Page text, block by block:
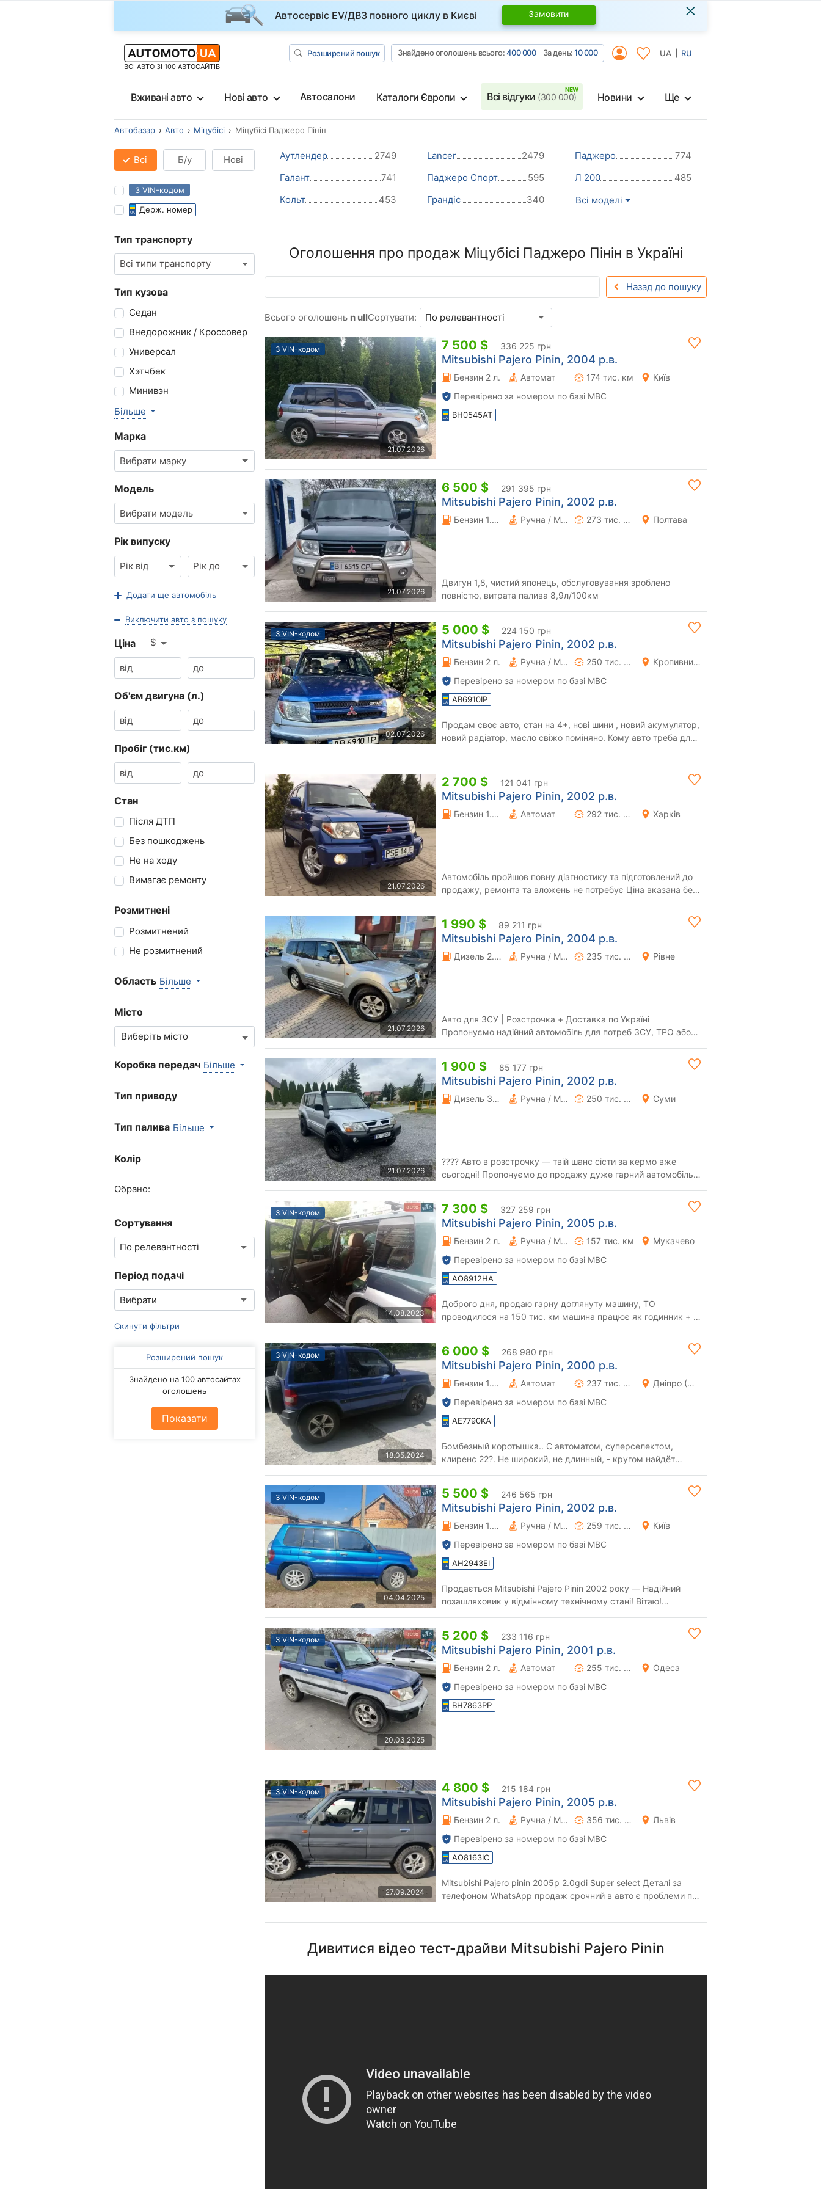
Автосервіс EV/ДВЗ повного циклу в Києві Замовити ×
ВСІ АВТО ЗІ 100 АВТОСАЙТІВ
Розширений пошук Знайдено оголошень всього:400 000 За день:10 000 UA RU
Вживані авто Нові авто Автосалони Каталоги Європи Всі відгуки (300 000) Новини Ще
Автобазар Авто Міцубісі Міцубісі Паджеро Пінін
Всі Б/у Нові
З VIN-кодом
Держ. номер
Тип транспорту
Всі типи транспорту
Тип кузова
Седан
Внедорожник / Кроссовер
Универсал
Хэтчбек
Минивэн
Більше
Марка
Вибрати марку
Модель
Вибрати модель
Рік випуску
Рік від Рік до
Додати ще автомобіль
Виключити авто з пошуку
Ціна $
Об'єм двигуна (л.)
Пробіг (тис.км)
Стан
Після ДТП
Без пошкоджень
Не на ходу
Вимагає ремонту
Розмитнені
Розмитнений
Не розмитнений
Область Більше
Місто
Коробка передач Більше
Тип приводу
Тип палива Більше
Колір
Обрано:
Сортування
Період подачі
Скинути фільтри
Розширений пошук
Знайдено на 100 автосайтах
оголошень
Показати
Аутлендер 2749 Lancer 2479 Паджеро
774
Галант
741 Паджеро Спорт 595 Л 200
485
Кольт
453 Грандіс 340 Всі моделі
Оголошення про продаж Міцубісі Паджеро Пінін в Україні
Назад до пошуку
Всього оголошень n ullСортувати:
З VIN-кодом
21.07.2026
7 500 $ 336 225 грн
Mitsubishi Pajero Pinin, 2004 р.в.
Бензин 2 л. Автомат 174 тис. км
Київ
Перевірено за номером по базі МВС
BH0545AT
21.07.2026
6 500 $ 291 395 грн
Mitsubishi Pajero Pinin, 2002 р.в.
Бензин 1.8 л. Ручна / Механіка 273 тис. км Полтава
Двигун 1,8, чистий японець, обслуговування зроблено
повністю, витрата палива 8,9л/100км
З VIN-кодом
02.07.2026
5 000 $ 224 150 грн
Mitsubishi Pajero Pinin, 2002 р.в.
Бензин 2 л. Ручна / Механіка 250 тис. км
Кропивницький (Кіровоград)
Перевірено за номером по базі МВС
AB6910IP
Продам своє авто, стан на 4+, нові шини , новий акумулятор,
новий радіатор, масло свіжо поміняно. Кому авто треба для
21.07.2026
2 700 $ 121 041 грн
Mitsubishi Pajero Pinin, 2002 р.в.
Бензин 1.8 л. Автомат 292 тис. км Харків
Автомобіль пройшов повну діагностику та підготовлений до
продажу, ремонта та вложень не потребує Ціна вказана без
21.07.2026
1 990 $ 89 211 грн
Mitsubishi Pajero Pinin, 2004 р.в.
Дизель 2.5 л. Ручна / Механіка 235 тис. км Рівне
Авто для ЗСУ | Розстрочка + Доставка по Україні
Пропонуємо надійний автомобіль для потреб ЗСУ, ТРО або
21.07.2026
1 900 $ 85 177 грн
Mitsubishi Pajero Pinin, 2002 р.в.
Дизель 3.2 л. Ручна / Механіка 250 тис. км Суми
???? Авто в розстрочку — твій шанс сісти за кермо вже
сьогодні! Пропонуємо до продажу дуже гарний автомобіль у
З VIN-кодом
14.08.2023
7 300 $ 327 259 грн
Mitsubishi Pajero Pinin, 2005 р.в.
Бензин 2 л. Ручна / Механіка 157 тис. км
Мукачево
Перевірено за номером по базі МВС
AO8912HA
Доброго дня, продаю гарну доглянуту машину, ТО
проводилося на 150 тис. км машина працює як годинник + 4
З VIN-кодом
18.05.2024
6 000 $ 268 980 грн
Mitsubishi Pajero Pinin, 2000 р.в.
Бензин 1.8 л. Автомат 237 тис. км
Дніпро (Дніпропетровськ)
Перевірено за номером по базі МВС
AE7790KA
Бомбезный коротышка.. С автоматом, суперселектом,
клиренс 22?. Не широкий, не длинный, - кругом найдёт
З VIN-кодом
04.04.2025
5 500 $ 246 565 грн
Mitsubishi Pajero Pinin, 2002 р.в.
Бензин 1.8 л. Ручна / Механіка 259 тис. км
Київ
Перевірено за номером по базі МВС
AH2943EI
Продається Mitsubishi Pajero Pinin 2002 року — Надійний
позашляховик у відмінному технічному стані! Вітаю!
З VIN-кодом
20.03.2025
5 200 $ 233 116 грн
Mitsubishi Pajero Pinin, 2001 р.в.
Бензин 2 л. Автомат 255 тис. км
Одеса
Перевірено за номером по базі МВС
BH7863PP
З VIN-кодом
27.09.2024
4 800 $ 215 184 грн
Mitsubishi Pajero Pinin, 2005 р.в.
Бензин 2 л. Ручна / Механіка 356 тис. км
Львів
Перевірено за номером по базі МВС
AO8163IC
Mitsubishi Pajero pinin 2005p 2.0gdi Super select Деталі за
телефоном WhatsApp продаж срочний в авто є проблеми по
Дивитися відео тест-драйви Mitsubishi Pajero Pinin